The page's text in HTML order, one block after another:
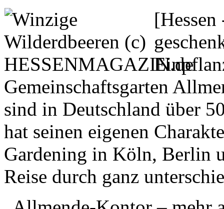
Gemeinschaftsgarten
sind in Deutschland über
hat seinen eigenen
Gardening in Köln, Berlin
Reise durch ganz